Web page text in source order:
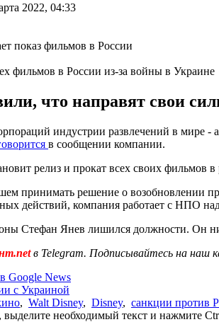
2022, 04:33
фильмов в России из-за войны в Украине
что направят свои
индустрии развлечений в мире -
в сообщении компании.
релиз и прокат всех своих фильмов
принимать решение о возобновлении
действий, компания работает с НПО
Стефан Янев лишился должности. Он
в Telegram. Подписывайтесь на наш
Google News
с Украиной
, Walt Disney, Disney, санкции против
необходимый текст и нажмите